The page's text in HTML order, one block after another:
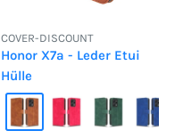
COVER-DISCOUNT
Honor X7a - Leder Etui
Hülle